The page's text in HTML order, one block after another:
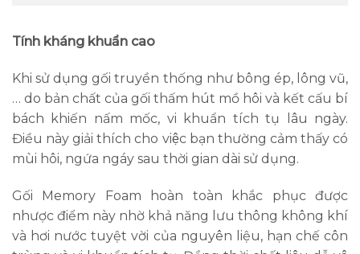
Tính kháng khuẩn cao
Khi sử dụng gối truyền thống như bông ép, lông vũ,
… do bản chất của gối thấm hút mồ hôi và kết cấu bí
bách khiến nấm mốc, vi khuẩn tích tụ lâu ngày.
Điều này giải thích cho việc bạn thường cảm thấy có
mùi hôi, ngứa ngáy sau thời gian dài sử dụng.
Gối Memory Foam hoàn toàn khắc phục được
nhược điểm này nhờ khả năng lưu thông không khí
và hơi nước tuyệt vời của nguyên liệu, hạn chế côn